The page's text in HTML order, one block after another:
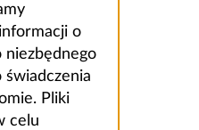
o
niezbędnego
świadczenia
Pliki
celu